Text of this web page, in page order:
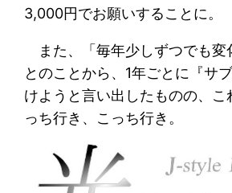
3,000円でお願いすることに。
また、「毎年少しずつでも変
とのことから、1年ごとに『サ
けようと言い出したものの、こ
っち行き、こっち行き。